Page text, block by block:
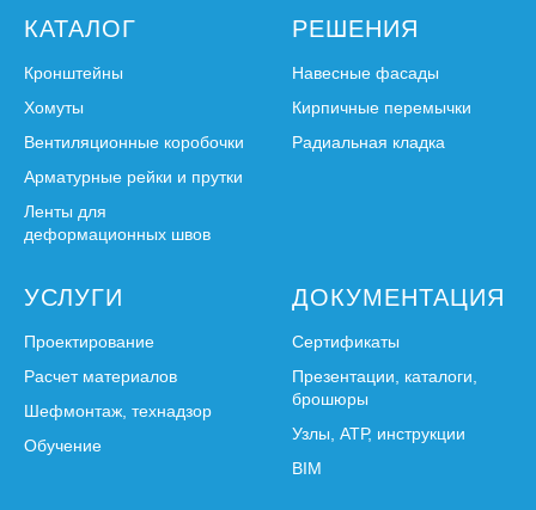
КАТАЛОГ
Кронштейны
Хомуты
Вентиляционные коробочки
Арматурные рейки и прутки
Ленты для
деформационных швов
РЕШЕНИЯ
Навесные фасады
Кирпичные перемычки
Радиальная кладка
УСЛУГИ
Проектирование
Расчет материалов
Шефмонтаж, технадзор
Обучение
ДОКУМЕНТАЦИЯ
Сертификаты
Презентации, каталоги,
брошюры
Узлы, АТР, инструкции
BIM